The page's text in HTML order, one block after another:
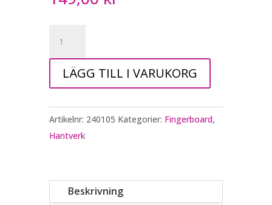
deck
mängd
LÄGG TILL I VARUKORG
Artikelnr: 240105 Kategorier: Fingerboard,
Hantverk
Beskrivning